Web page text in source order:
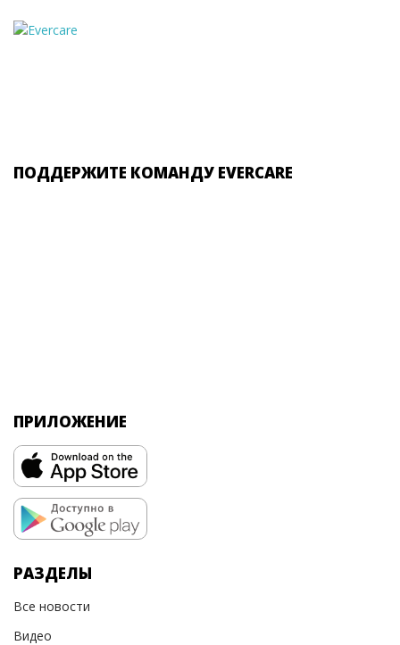
ПОДДЕРЖИТЕ КОМАНДУ EVERCARE
ПРИЛОЖЕНИЕ
РАЗДЕЛЫ
Все новости
Видео